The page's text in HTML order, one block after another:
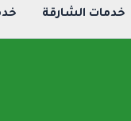
خدمات الشارقة